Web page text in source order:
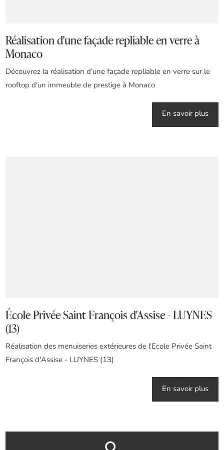
Réalisation d'une façade repliable en verre à
Monaco
Découvrez la réalisation d'une façade repliable en verre sur le
rooftop d'un immeuble de prestige à Monaco
En savoir plus
École Privée Saint François d'Assise - LUYNES
(13)
Réalisation des menuiseries extérieures de l'Ecole Privée Saint
François d'Assise - LUYNES (13)
En savoir plus